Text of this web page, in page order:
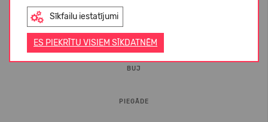
Sīkfailu iestatījumi
ES PIEKRĪTU VISIEM SĪKDATNĒM
BUJ
PIEGĀDE